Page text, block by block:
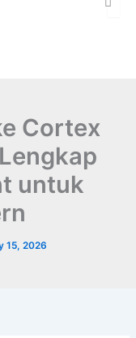
Cortex
untuk
15, 2026